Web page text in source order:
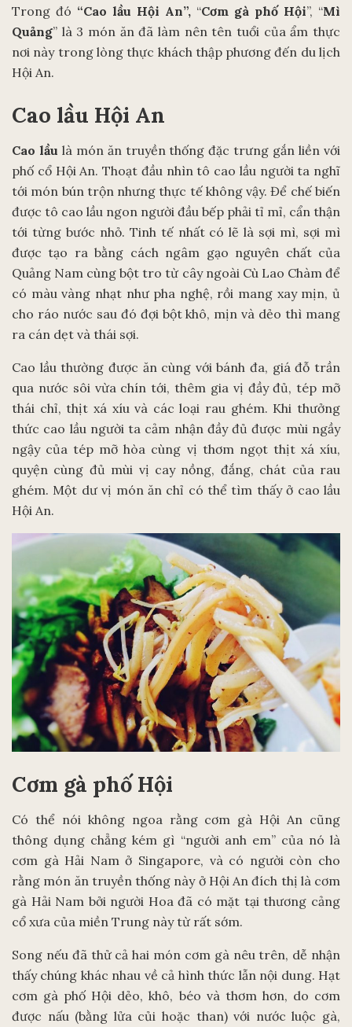
Trong đó “Cao lầu Hội An”, “Cơm gà phố Hội”, “Mì
Quảng” là 3 món ăn đã làm nên tên tuổi của ẩm thực
nơi này trong lòng thực khách thập phương đến du lịch
Hội An.
Cao lầu Hội An
Cao lầu là món ăn truyền thống đặc trưng gắn liền với
phố cổ Hội An. Thoạt đầu nhìn tô cao lầu người ta nghĩ
tới món bún trộn nhưng thực tế không vậy. Để chế biến
được tô cao lầu ngon người đầu bếp phải tỉ mỉ, cẩn thận
tới từng bước nhỏ. Tinh tế nhất có lẽ là sợi mì, sợi mì
được tạo ra bằng cách ngâm gạo nguyên chất của
Quảng Nam cùng bột tro từ cây ngoài Cù Lao Chàm để
có màu vàng nhạt như pha nghệ, rồi mang xay mịn, ủ
cho ráo nước sau đó đợi bột khô, mịn và dẻo thì mang
ra cán dẹt và thái sợi.
Cao lầu thường được ăn cùng với bánh đa, giá đỗ trần
qua nước sôi vừa chín tới, thêm gia vị đầy đủ, tép mỡ
thái chỉ, thịt xá xíu và các loại rau ghém. Khi thưởng
thức cao lầu người ta cảm nhận đầy đủ được mùi ngầy
ngậy của tép mỡ hòa cùng vị thơm ngọt thịt xá xíu,
quyện cùng đủ mùi vị cay nồng, đắng, chát của rau
ghém. Một dư vị món ăn chỉ có thể tìm thấy ở cao lầu
Hội An.
Cơm gà phố Hội
Có thể nói không ngoa rằng cơm gà Hội An cũng
thông dụng chẳng kém gì “người anh em” của nó là
cơm gà Hải Nam ở Singapore, và có người còn cho
rằng món ăn truyền thống này ở Hội An đích thị là cơm
gà Hải Nam bởi người Hoa đã có mặt tại thương cảng
cổ xưa của miền Trung này từ rất sớm.
Song nếu đã thử cả hai món cơm gà nêu trên, dễ nhận
thấy chúng khác nhau về cả hình thức lẫn nội dung. Hạt
cơm gà phố Hội dẻo, khô, béo và thơm hơn, do cơm
được nấu (bằng lửa củi hoặc than) với nước luộc gà,